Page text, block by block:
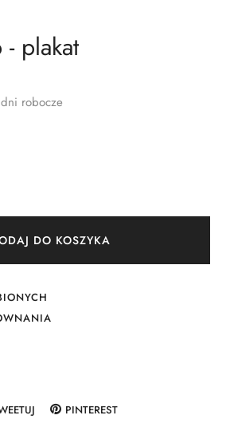
plakat
robocze
DO KOSZYKA
PINTEREST